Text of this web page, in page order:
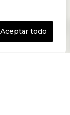
Aceptar todo